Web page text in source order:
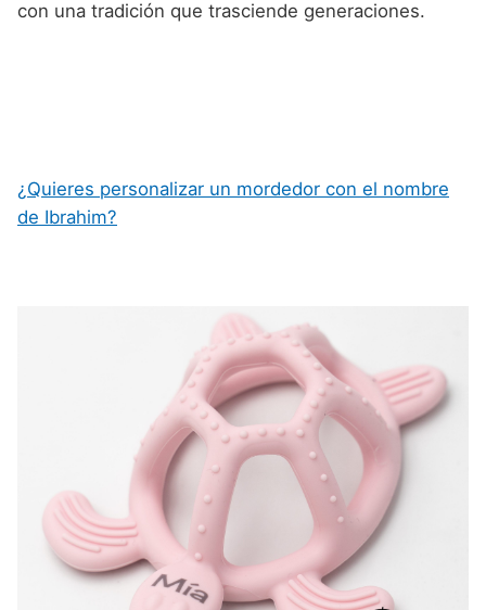
con una tradición que trasciende generaciones.
¿Quieres personalizar un mordedor con el nombre
de Ibrahim?